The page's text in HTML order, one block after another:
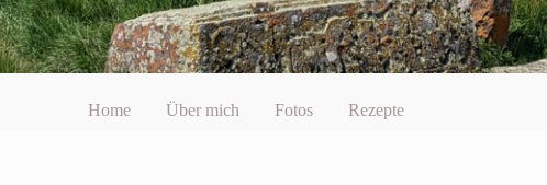
Home Über mich Fotos Rezepte